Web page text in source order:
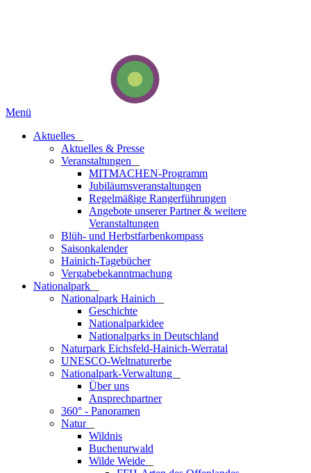
Menü
Aktuelles
Aktuelles & Presse
Veranstaltungen
MITMACHEN-Programm
Jubiläumsveranstaltungen
Regelmäßige Rangerführungen
Angebote unserer Partner & weitere
Veranstaltungen
Blüh- und Herbstfarbenkompass
Saisonkalender
Hainich-Tagebücher
Vergabebekanntmachung
National­park
Nationalpark Hainich
Geschichte
Nationalparkidee
Nationalparks in Deutschland
Naturpark Eichsfeld-Hainich-Werratal
UNESCO-Weltnaturerbe
Nationalpark-Verwaltung
Über uns
Ansprechpartner
360° - Panoramen
Natur
Wildnis
Buchenurwald
Wilde Weide